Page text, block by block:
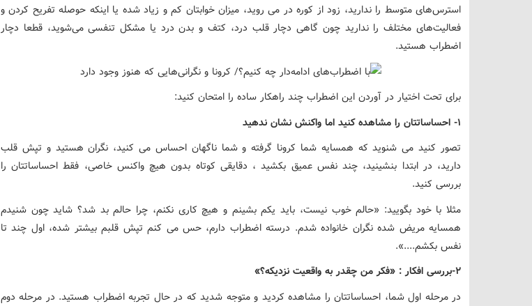
استرس‌های متوسط را ندارید، زود از کوره در می روید، میزان خوابتان کم و زیاد شده یا اینکه حوصله تفریح کردن و
فعالیت‌های مختلف را ندارید چون گاهی دچار قلب درد، کتف و بدن درد یا مشکل تنفسی می‌شوید، قطعا دچار
اضطراب هستید.
برای تحت اختیار در آوردن این اضطراب چند راهکار ساده را امتحان کنید:
1- احساساتتان را مشاهده کنید اما واکنش نشان ندهید
تصور کنید می شنوید که همسایه شما کرونا گرفته و شما ناگهان احساس می کنید، نگران هستید و تپش قلب
دارید، در ابتدا بنشینید، چند نفس عمیق بکشید ، دقایقی کوتاه بدون هیچ واکنس خاصی، فقط احساساتتان را
بررسی کنید.
مثلا با خود بگویید: «حالم خوب نیست، باید یکم بشینم و هیچ کاری نکنم، چرا حالم بد شد؟ شاید چون شنیدم
همسایه مریض شده نگران خانواده شدم. درسته اضطراب دارم، حس می کنم تپش قلبم بیشتر شده، اول چند تا
نفس بکشم....».
2-بررسی افکار : «فکر من چقدر به واقعیت نزدیکه؟»
در مرحله اول شما، احساساتتان را مشاهده کردید و متوجه شدید که در حال تجربه اضطراب هستید. در مرحله دوم